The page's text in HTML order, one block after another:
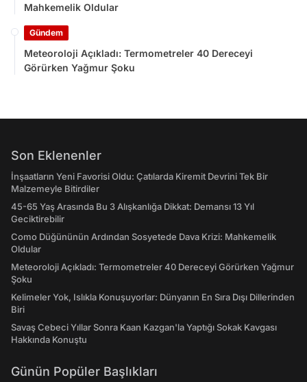
Mahkemelik Oldular
Gündem
Meteoroloji Açıkladı: Termometreler 40 Dereceyi
Görürken Yağmur Şoku
Son Eklenenler
İnşaatların Yeni Favorisi Oldu: Çatılarda Kiremit Devrini Tek Bir
Malzemeyle Bitirdiler
45-65 Yaş Arasında Bu 3 Alışkanlığa Dikkat: Demansı 13 Yıl
Geciktirebilir
Como Düğününün Ardından Sosyetede Dava Krizi: Mahkemelik
Oldular
Meteoroloji Açıkladı: Termometreler 40 Dereceyi Görürken Yağmur
Şoku
Kelimeler Yok, Islıkla Konuşuyorlar: Dünyanın En Sıra Dışı Dillerinden
Biri
Savaş Cebeci Yıllar Sonra Kaan Kazgan'la Yaptığı Sokak Kavgası
Hakkında Konuştu
Günün Popüler Başlıkları